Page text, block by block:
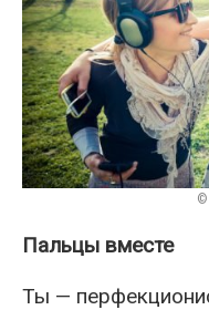
©
Пальцы вместе
Ты —